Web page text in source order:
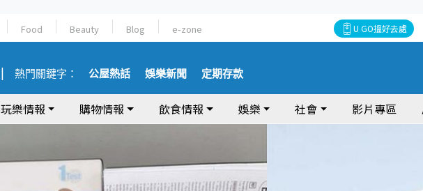
Food Beauty Blog e-zone U GO搵好去處
熱門關鍵字： 公屋熱話 娛樂新聞 定期存款
玩樂情報 購物情報 飲食情報 娛樂 社會 影片專區